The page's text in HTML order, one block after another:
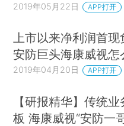
2019年05月22日 APP打开
上市以来净利润首现
安防巨头海康威视怎
2019年04月20日 APP打开
【研报精华】传统
板 海康威视“安防一